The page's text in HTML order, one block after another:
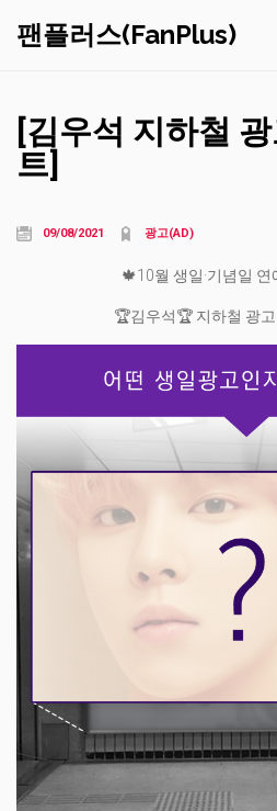
팬플러스(FanPlus)
[김우석 지하철
트]
09/08/2021 광고(AD)
🍁10월 생일·기념일
🏆김우석🏆 지하철 광